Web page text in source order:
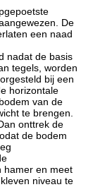
De
een naad
nadat de basis
tegels, worden
bij een
horizontale
van de
te brengen.
onttrek de
de bodem
hamer en meet
niveau te